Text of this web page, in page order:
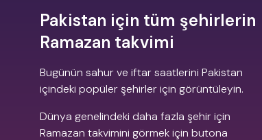
Pakistan için tüm şehirlerin
Ramazan takvimi
Bugünün sahur ve iftar saatlerini Pakistan
içindeki popüler şehirler için görüntüleyin.
Dünya genelindeki daha fazla şehir için
Ramazan takvimini görmek için butona